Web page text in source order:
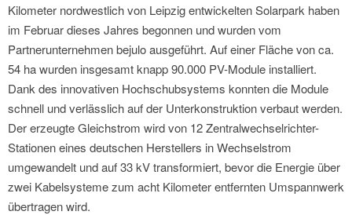
Kilometer nordwestlich von Leipzig entwickelten Solarpark haben
im Februar dieses Jahres begonnen und wurden vom
Partnerunternehmen bejulo ausgeführt. Auf einer Fläche von ca.
54 ha wurden insgesamt knapp 90.000 PV-Module installiert.
Dank des innovativen Hochschubsystems konnten die Module
schnell und verlässlich auf der Unterkonstruktion verbaut werden.
Der erzeugte Gleichstrom wird von 12 Zentralwechselrichter-
Stationen eines deutschen Herstellers in Wechselstrom
umgewandelt und auf 33 kV transformiert, bevor die Energie über
zwei Kabelsysteme zum acht Kilometer entfernten Umspannwerk
übertragen wird.